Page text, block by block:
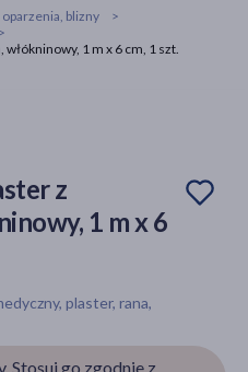
oparzenia, blizny
1 m x 6 cm, 1 szt.
z
1 m x 6
plaster, rana,
Stosuj go zgodnie z